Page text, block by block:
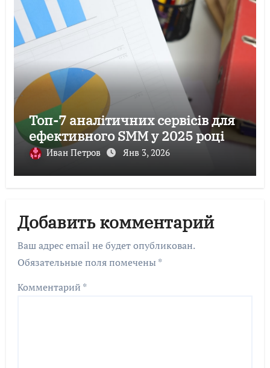
Топ-7 аналітичних сервісів для
ефективного SMM у 2025 році
Иван Петров Янв 3, 2026
Добавить комментарий
Ваш адрес email не будет опубликован.
Обязательные поля помечены *
Комментарий *